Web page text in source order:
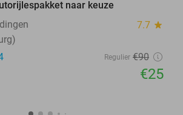
naar keuze
7.7 star
Regulier €90
€25